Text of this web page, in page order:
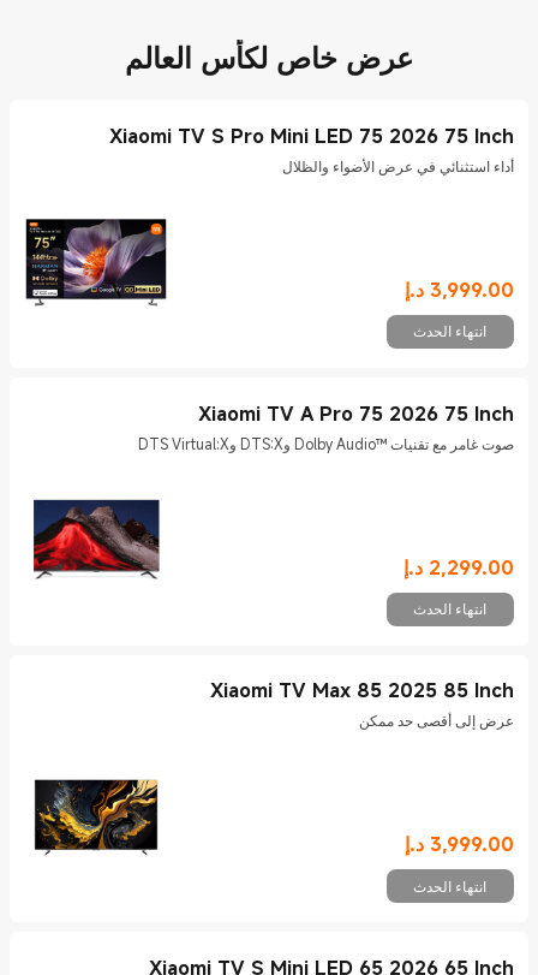
عرض خاص لكأس العالم
Xiaomi TV S Pro Mini LED 75 2026 75 Inch
أداء استثنائي في عرض الأضواء والظلال
3,999.00 د.إCurrent Price د.إ3999
انتهاء الحدث
Xiaomi TV A Pro 75 2026 75 Inch
صوت غامر مع تقنيات Dolby Audio™‎ وDTS:X وDTS Virtual:X
2,299.00 د.إ Current Price د.إ2299
انتهاء الحدث
Xiaomi TV Max 85 2025 85 Inch
عرض إلى أقصى حد ممكن
3,999.00 د.إCurrent Price د.إ3999
انتهاء الحدث
Xiaomi TV S Mini LED 65 2026 65 Inch